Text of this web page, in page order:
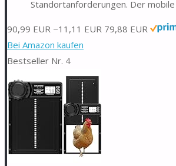
Standortanforderungen. Der mobile
90,99 EUR −11,11 EUR 79,88 EUR
Bei Amazon kaufen
Bestseller Nr. 4